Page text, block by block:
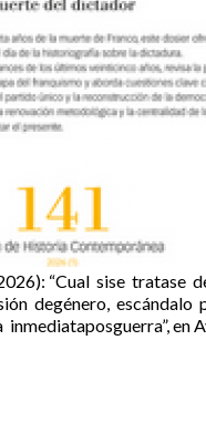
“Cual sise tratase
degénero, escándalo
en